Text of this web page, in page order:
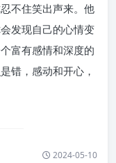
不住笑出声来。他
发现自己的心情变
富有感情和深度的
错，感动和开心，
2024-05-10